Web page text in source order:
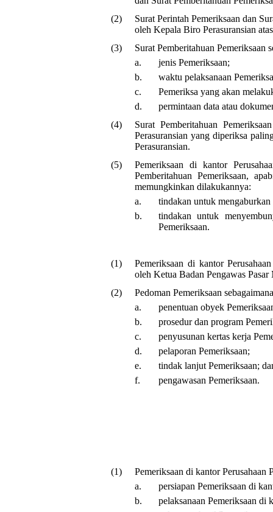
(2)
Surat Perintah Pemeriksaan dan
oleh Kepala Biro Perasuransian
(3)
Surat Pemberitahuan Pemeriksaan
a.
jenis Pemeriksaan;
b.
waktu pelaksanaan
c.
Pemeriksa yang akan
d.
permintaan data atau
(4)
Surat Pemberitahuan
Perasuransian yang diperiksa
Perasuransian.
(5)
Pemeriksaan di kantor
Pemberitahuan Pemeriksaan,
memungkinkan dilakukannya:
a.
tindakan untuk mengaburkan
b.
tindakan untuk
Pemeriksaan.
(1)
Pemeriksaan di kantor
oleh Ketua Badan Pengawas
(2)
Pedoman Pemeriksaan
a.
penentuan obyek
b.
prosedur dan program
c.
penyusunan kertas kerja
d.
pelaporan Pemeriksaan;
e.
tindak lanjut Pemeriksaan;
f.
pengawasan Pemeriksaan.
(1)
Pemeriksaan di kantor Perusahaan
a.
persiapan Pemeriksaan di
b.
pelaksanaan Pemeriksaan di